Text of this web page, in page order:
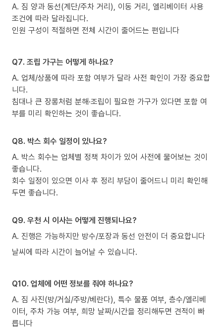
A. 짐 양과 동선(계단/주차 거리), 이동 거리, 엘리베이터 사용
조건에 따라 달라집니다.
인원 구성이 적절하면 전체 시간이 줄어드는 편입니다
Q7. 조립 가구는 어떻게 하나요?
A. 업체/상품에 따라 포함 여부가 달라 사전 확인이 가장 중요합
니다.
침대나 큰 장롱처럼 분해·조립이 필요한 가구가 있다면 포함 여
부를 미리 확인하는 것이 좋습니다.
Q8. 박스 회수 일정이 있나요?
A. 박스 회수는 업체별 정책 차이가 있어 사전에 물어보는 것이
좋습니다.
회수 일정이 있으면 이사 후 정리 부담이 줄어드니 미리 확인해
두면 좋습니다.
Q9. 우천 시 이사는 어떻게 진행되나요?
A. 진행은 가능하지만 방수/포장과 동선 안전이 더 중요합니다
날씨에 따라 시간이 늘어날 수 있습니다.
Q10. 업체에 어떤 정보를 줘야 하나요?
A. 짐 사진(방/거실/주방/베란다), 특수 물품 여부, 층수/엘리베
이터, 주차 가능 여부, 희망 날짜/시간을 정리해두면 견적이 빠
릅니다